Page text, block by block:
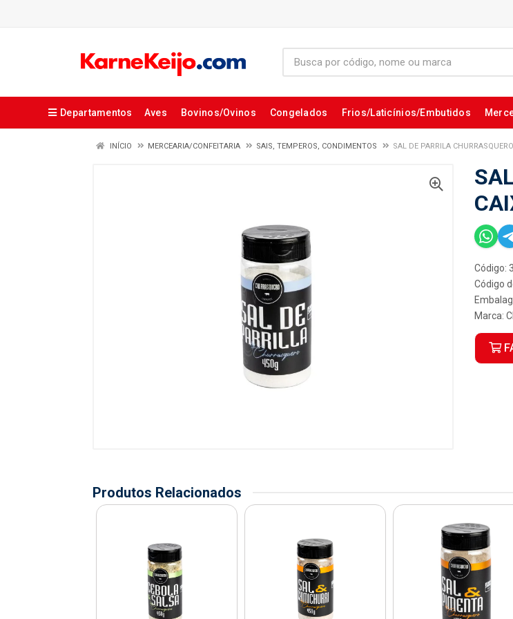
Departamentos Aves Bovinos/Ovinos Congelados Frios/Laticínios/Embutidos
INÍCIO MERCEARIA/CONFEITARIA SAIS, TEMPEROS, CONDIMENTOS SAL DE PARRILA
Código:
Código
Marca:
Produtos Relacionados